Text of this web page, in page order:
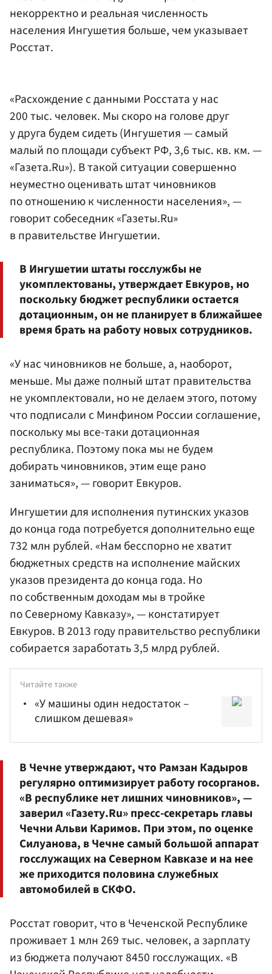
некорректно и реальная численность
населения Ингушетия больше, чем указывает
Росстат.
«Расхождение с данными Росстата у нас
200 тыс. человек. Мы скоро на голове друг
у друга будем сидеть (Ингушетия — самый
малый по площади субъект РФ, 3,6 тыс. кв. км. —
«Газета.Ru»). В такой ситуации совершенно
неуместно оценивать штат чиновников
по отношению к численности населения», —
говорит собеседник «Газеты.Ru»
в правительстве Ингушетии.
В Ингушетии штаты госслужбы не
укомплектованы, утверждает Евкуров, но
поскольку бюджет республики остается
дотационным, он не планирует в ближайшее
время брать на работу новых сотрудников.
«У нас чиновников не больше, а, наоборот,
меньше. Мы даже полный штат правительства
не укомплектовали, но не делаем этого, потому
что подписали с Минфином России соглашение,
поскольку мы все-таки дотационная
республика. Поэтому пока мы не будем
добирать чиновников, этим еще рано
заниматься», — говорит Евкуров.
Ингушетии для исполнения путинских указов
до конца года потребуется дополнительно еще
732 млн рублей. «Нам бесспорно не хватит
бюджетных средств на исполнение майских
указов президента до конца года. Но
по собственным доходам мы в тройке
по Северному Кавказу», — констатирует
Евкуров. В 2013 году правительство республики
собирается заработать 3,5 млрд рублей.
Читайте также
«У машины один недостаток –
слишком дешевая»
В Чечне утверждают, что Рамзан Кадыров
регулярно оптимизирует работу госорганов.
«В республике нет лишних чиновников», —
заверил «Газету.Ru» пресс-секретарь главы
Чечни Альви Каримов. При этом, по оценке
Силуанова, в Чечне самый большой аппарат
госслужащих на Северном Кавказе и на нее
же приходится половина служебных
автомобилей в СКФО.
Росстат говорит, что в Чеченской Республике
проживает 1 млн 269 тыс. человек, а зарплату
из бюджета получают 8450 госслужащих. «В